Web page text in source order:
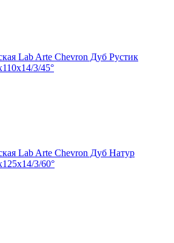
Lab Arte Chevron Дуб Рустик
3/45°
Lab Arte Chevron Дуб Натур
3/60°